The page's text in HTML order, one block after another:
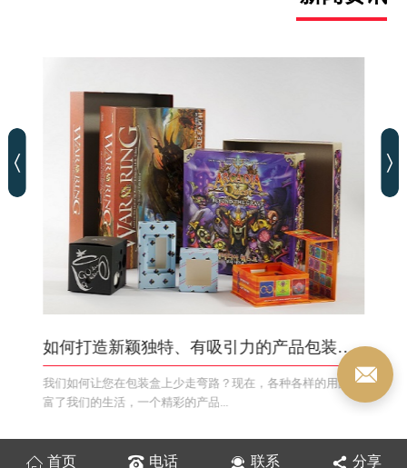
如何打造新颖独特、有吸引力的产品包装盒？
我们如何让您在包装盒上少走弯路？现在，各种各样的用品丰
富了我们的生活，一个精彩的产品...
首页 电话 联系 分享